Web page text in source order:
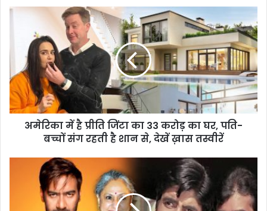
अमेरिका में है प्रीति जिंटा का 33 करोड़ का घर, पति-
बच्चों संग रहती है शान से, देखें ख़ास तस्वीरें